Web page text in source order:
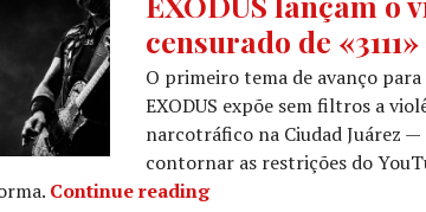
censurado de
O primeiro tema de avanço
EXODUS expõe sem filtros a
narcotráfico na Ciudad Juárez —
contornar as restrições do
Continue readingEXODUS lançam o